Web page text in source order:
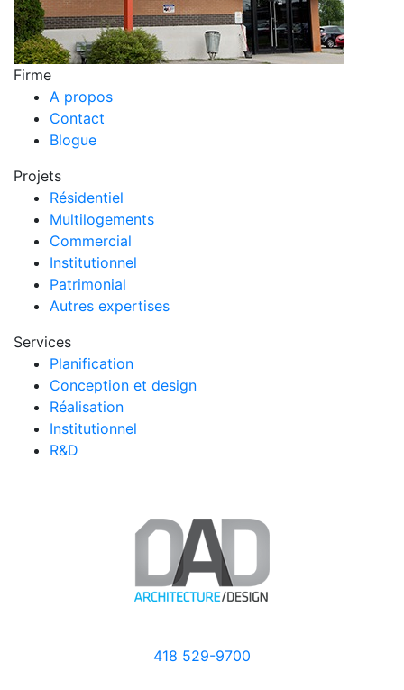
Firme
A propos
Contact
Blogue
Projets
Résidentiel
Multilogements
Commercial
Institutionnel
Patrimonial
Autres expertises
Services
Planification
Conception et design
Réalisation
Institutionnel
R&D
418 529-9700